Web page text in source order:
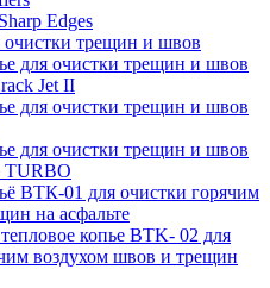
Edges
очистки трещин и швов
для очистки трещин и швов
Jet II
для очистки трещин и швов
для очистки трещин и швов
TURBO
ВТК-01 для очистки горячим
на асфальте
копье BTK- 02 для
воздухом швов и трещин